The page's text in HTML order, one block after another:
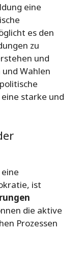
eine
es den
zu
und
Wahlen
starke und
ist
die aktive
Prozessen